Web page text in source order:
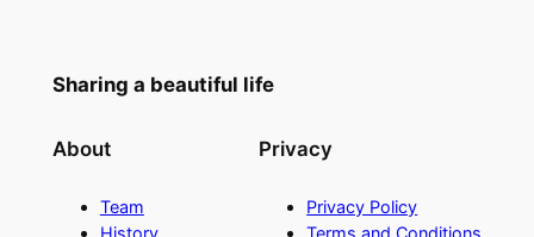
Sharing a beautiful life
About
Team
Privacy
Privacy Policy